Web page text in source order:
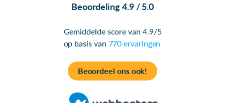
Beoordeling 4.9 / 5.0
Gemiddelde score van 4.9/5
op basis van 770 ervaringen
Beoordeel ons ook!